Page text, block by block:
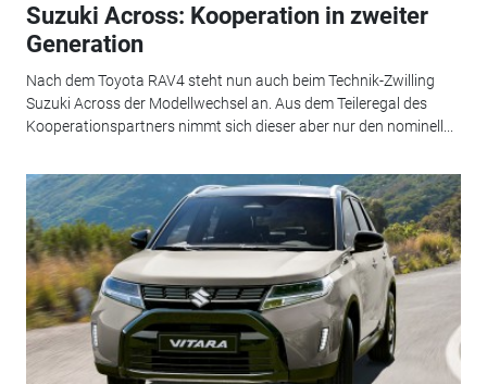
Suzuki Across: Kooperation in zweiter
Generation
Nach dem Toyota RAV4 steht nun auch beim Technik-Zwilling
Suzuki Across der Modellwechsel an. Aus dem Teileregal des
Kooperationspartners nimmt sich dieser aber nur den nominell...